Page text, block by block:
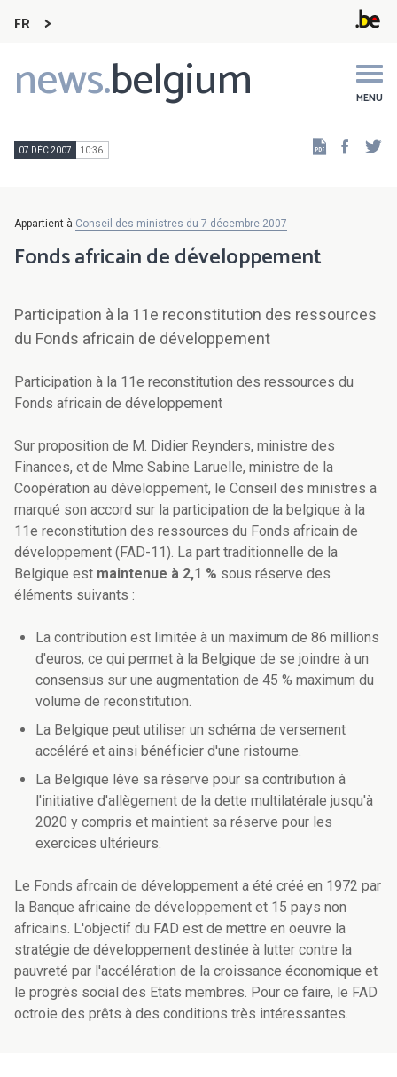
FR
news.belgium MENU
Main
navigation
07 DÉC 2007 10:36
Appartient à Conseil des ministres du 7 décembre 2007
Fonds africain de développement
Participation à la 11e reconstitution des ressources
du Fonds africain de développement
Participation à la 11e reconstitution des ressources du
Fonds africain de développement
Sur proposition de M. Didier Reynders, ministre des
Finances, et de Mme Sabine Laruelle, ministre de la
Coopération au développement, le Conseil des ministres a
marqué son accord sur la participation de la belgique à la
11e reconstitution des ressources du Fonds africain de
développement (FAD-11). La part traditionnelle de la
Belgique est maintenue à 2,1 % sous réserve des
éléments suivants :
La contribution est limitée à un maximum de 86 millions
d'euros, ce qui permet à la Belgique de se joindre à un
consensus sur une augmentation de 45 % maximum du
volume de reconstitution.
La Belgique peut utiliser un schéma de versement
accéléré et ainsi bénéficier d'une ristourne.
La Belgique lève sa réserve pour sa contribution à
l'initiative d'allègement de la dette multilatérale jusqu'à
2020 y compris et maintient sa réserve pour les
exercices ultérieurs.
Le Fonds afrcain de développement a été créé en 1972 par
la Banque africaine de développement et 15 pays non
africains. L'objectif du FAD est de mettre en oeuvre la
stratégie de développement destinée à lutter contre la
pauvreté par l'accélération de la croissance économique et
le progrès social des Etats membres. Pour ce faire, le FAD
octroie des prêts à des conditions très intéressantes.